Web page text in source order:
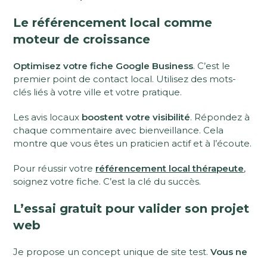
Le référencement local comme
moteur de croissance
Optimisez votre fiche Google Business. C’est le
premier point de contact local. Utilisez des mots-
clés liés à votre ville et votre pratique.
Les avis locaux boostent votre visibilité. Répondez à
chaque commentaire avec bienveillance. Cela
montre que vous êtes un praticien actif et à l’écoute.
Pour réussir votre référencement local thérapeute,
soignez votre fiche. C’est la clé du succès.
L’essai gratuit pour valider son projet
web
Je propose un concept unique de site test.Vous ne